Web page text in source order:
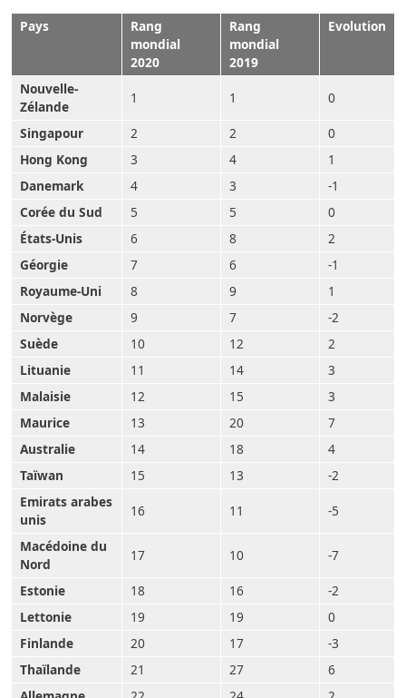
Pays
Rang
mondial
2020
Rang
mondial
2019
Evolution
Nouvelle-
Zélande
1 1 0
Singapour 2 2
0
Hong Kong
3 4
1
Danemark
4 3
-1
Corée du Sud
5 5
0
États-Unis
6 8
2
Géorgie
7 6
-1
Royaume-Uni
8 9
1
Norvège
9 7
-2
Suède
10 12
2
Lituanie
11 14
3
Malaisie
12 15
3
Maurice
13 20
7
Australie
14 18
4
Taïwan
15 13
-2
Emirats arabes
unis
16 11 -5
Macédoine du
Nord
17 10 -7
Estonie 18 16
-2
Lettonie
19 19
0
Finlande
20 17
-3
Thaïlande
21 27
6